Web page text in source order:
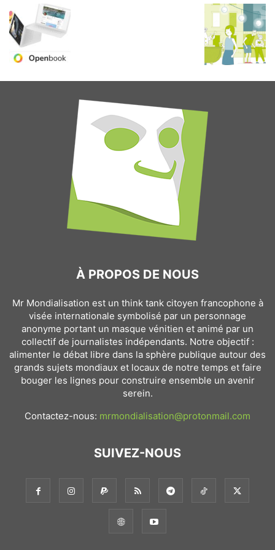
À PROPOS DE NOUS
Mr Mondialisation est un think tank citoyen francophone à
visée internationale symbolisé par un personnage
anonyme portant un masque vénitien et animé par un
collectif de journalistes indépendants. Notre objectif :
alimenter le débat libre dans la sphère publique autour des
grands sujets mondiaux et locaux de notre temps et faire
bouger les lignes pour construire ensemble un avenir
serein.
Contactez-nous: mrmondialisation@protonmail.com
SUIVEZ-NOUS